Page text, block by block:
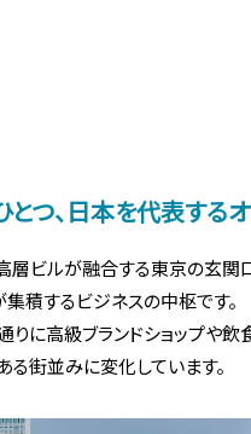
つ、日本を代表する
ビルが融合する東京の玄関
積するビジネスの中枢です。
に高級ブランドショップや飲
街並みに変化しています。